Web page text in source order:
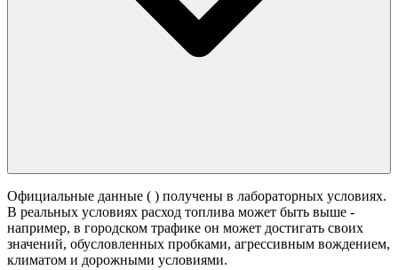
Официальные данные ( ) получены в лабораторных условиях.
В реальных условиях расход топлива может быть выше -
например, в городском трафике он может достигать своих
значений, обусловленных пробками, агрессивным вождением,
климатом и дорожными условиями.